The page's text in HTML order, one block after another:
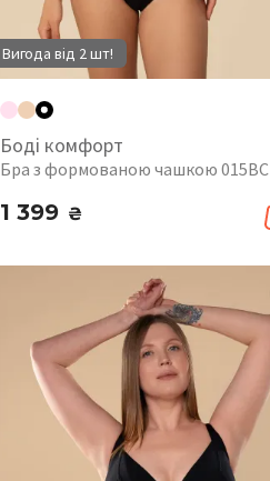
Вигода від 2 шт!
Боді комфорт
Бра з формованою чашкою 015BC
1 399 ₴